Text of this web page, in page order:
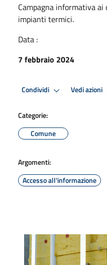
Campagna informativa
impianti termici.
Data :
7 febbraio 2024
Condividi Vedi azioni
Categorie:
Comune
Argomenti:
Accesso all'informazione